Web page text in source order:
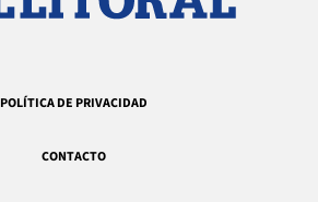
POLÍTICA DE PRIVACIDAD
CONTACTO